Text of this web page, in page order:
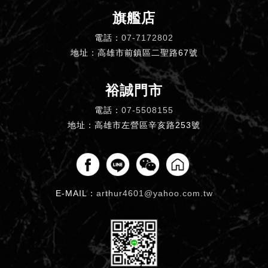
旗艦店
電話： 07-7172802
地址：高雄市前鎮區二聖路67號
裕誠門市
電話： 07-5508155
地址：高雄市左營區辛亥路253號
E-MAIL： arthur4601@yahoo.com.tw